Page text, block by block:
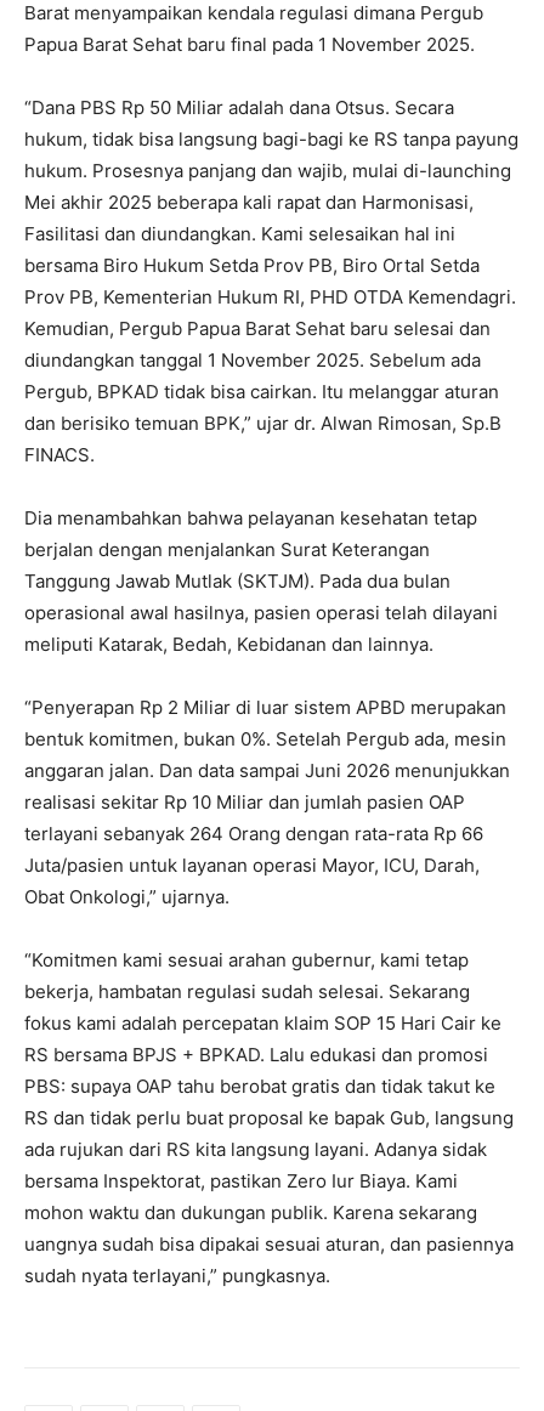
Barat menyampaikan kendala regulasi dimana Pergub
Papua Barat Sehat baru final pada 1 November 2025.
“Dana PBS Rp 50 Miliar adalah dana Otsus. Secara
hukum, tidak bisa langsung bagi-bagi ke RS tanpa payung
hukum. Prosesnya panjang dan wajib, mulai di-launching
Mei akhir 2025 beberapa kali rapat dan Harmonisasi,
Fasilitasi dan diundangkan. Kami selesaikan hal ini
bersama Biro Hukum Setda Prov PB, Biro Ortal Setda
Prov PB, Kementerian Hukum RI, PHD OTDA Kemendagri.
Kemudian, Pergub Papua Barat Sehat baru selesai dan
diundangkan tanggal 1 November 2025. Sebelum ada
Pergub, BPKAD tidak bisa cairkan. Itu melanggar aturan
dan berisiko temuan BPK,” ujar dr. Alwan Rimosan, Sp.B
FINACS.
Dia menambahkan bahwa pelayanan kesehatan tetap
berjalan dengan menjalankan Surat Keterangan
Tanggung Jawab Mutlak (SKTJM). Pada dua bulan
operasional awal hasilnya, pasien operasi telah dilayani
meliputi Katarak, Bedah, Kebidanan dan lainnya.
“Penyerapan Rp 2 Miliar di luar sistem APBD merupakan
bentuk komitmen, bukan 0%. Setelah Pergub ada, mesin
anggaran jalan. Dan data sampai Juni 2026 menunjukkan
realisasi sekitar Rp 10 Miliar dan jumlah pasien OAP
terlayani sebanyak 264 Orang dengan rata-rata Rp 66
Juta/pasien untuk layanan operasi Mayor, ICU, Darah,
Obat Onkologi,” ujarnya.
“Komitmen kami sesuai arahan gubernur, kami tetap
bekerja, hambatan regulasi sudah selesai. Sekarang
fokus kami adalah percepatan klaim SOP 15 Hari Cair ke
RS bersama BPJS + BPKAD. Lalu edukasi dan promosi
PBS: supaya OAP tahu berobat gratis dan tidak takut ke
RS dan tidak perlu buat proposal ke bapak Gub, langsung
ada rujukan dari RS kita langsung layani. Adanya sidak
bersama Inspektorat, pastikan Zero Iur Biaya. Kami
mohon waktu dan dukungan publik. Karena sekarang
uangnya sudah bisa dipakai sesuai aturan, dan pasiennya
sudah nyata terlayani,” pungkasnya.